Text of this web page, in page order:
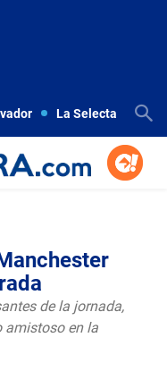
La Selecta
de la jornada,
amistoso en la